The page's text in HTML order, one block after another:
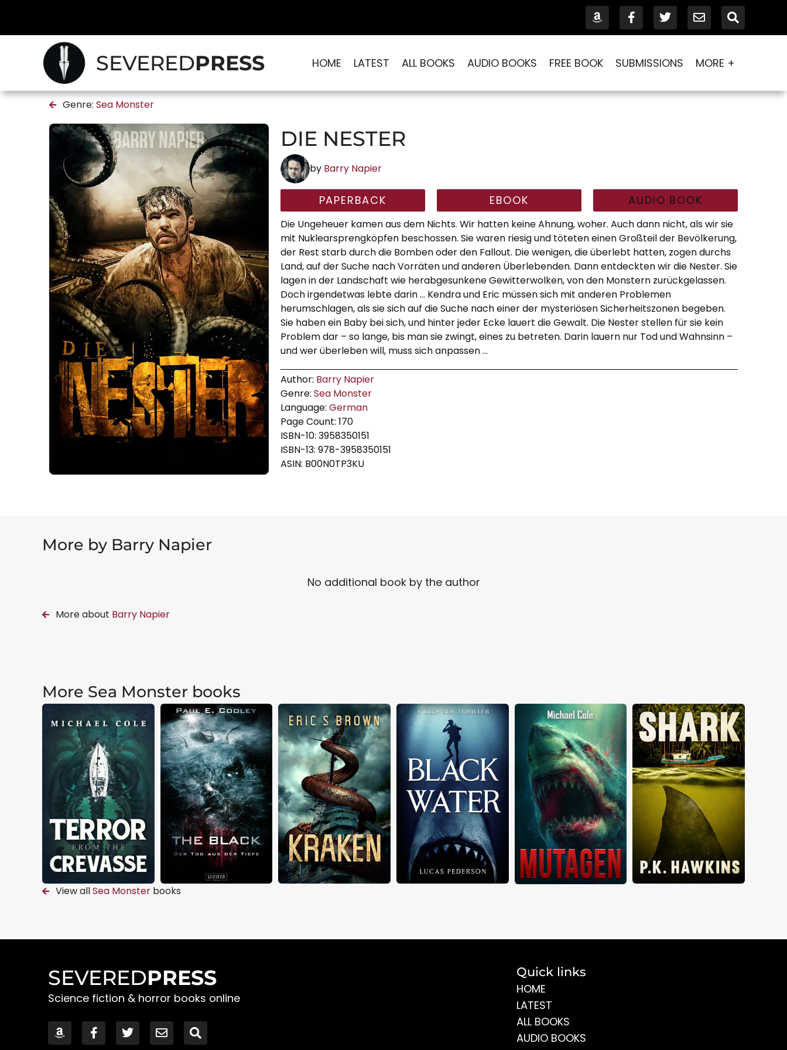
SEVEREDPRESS HOME LATEST ALL BOOKS AUDIO BOOKS FREE BOOK SUBMISSIONS MORE +
Genre: Sea Monster
DIE NESTER
by Barry Napier
PAPERBACK EBOOK AUDIO BOOK
Die Ungeheuer kamen aus dem Nichts. Wir hatten keine Ahnung, woher. Auch dann nicht, als wir sie
mit Nuklearsprengköpfen beschossen. Sie waren riesig und töteten einen Großteil der Bevölkerung,
der Rest starb durch die Bomben oder den Fallout. Die wenigen, die überlebt hatten, zogen durchs
Land, auf der Suche nach Vorräten und anderen Überlebenden. Dann entdeckten wir die Nester. Sie
lagen in der Landschaft wie herabgesunkene Gewitterwolken, von den Monstern zurückgelassen.
Doch irgendetwas lebte darin … Kendra und Eric müssen sich mit anderen Problemen
herumschlagen, als sie sich auf die Suche nach einer der mysteriösen Sicherheitszonen begeben.
Sie haben ein Baby bei sich, und hinter jeder Ecke lauert die Gewalt. Die Nester stellen für sie kein
Problem dar – so lange, bis man sie zwingt, eines zu betreten. Darin lauern nur Tod und Wahnsinn –
und wer überleben will, muss sich anpassen …
Author: Barry Napier
Genre: Sea Monster
Language: German
Page Count: 170
ISBN-10: 3958350151
ISBN-13: 978-3958350151
ASIN: B00N0TP3KU
More by Barry Napier
No additional book by the author
More about Barry Napier
More Sea Monster books
View allSea Monsterbooks
SEVEREDPRESS
Science fiction & horror books online
Quick links
HOME
LATEST
ALL BOOKS
AUDIO BOOKS